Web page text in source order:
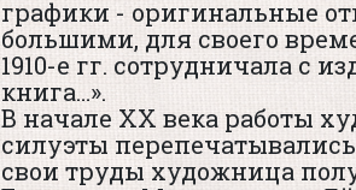
графики - оригинальные
большими, для своего
1910-е гг. сотрудничала с
книга…».
В начале XX века работы
силуэты
свои труды художница